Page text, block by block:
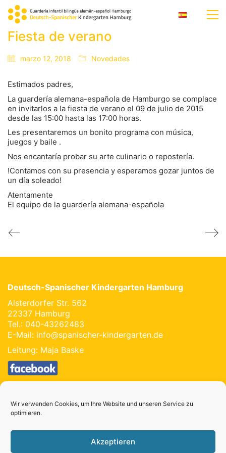
Wir verwenden Cookies, um Ihre Website und unseren Service zu
optimieren.
Akzeptieren
Fiesta de verano
marzo 12, 2018 Novedades
Estimados padres,
La guardería alemana-española de Hamburgo se complace
en invitarlos a la fiesta de verano el 09 de julio de 2015
desde las 15:00 hasta las 17:00 horas.
Les presentaremos un bonito programa con música,
juegos y baile .
Nos encantaría probar su arte culinario o repostería.
!Contamos con su presencia y esperamos gozar juntos de
un día soleado!
Atentamente
El equipo de la guardería alemana-española
Deutsch-Spanischer Kindergarten Hamburg
Alsterdorfer Str. 562
22337 Hamburg
Tel.: 040-43262483
E-Mail: info@spanischer-kindergarten.de
Leitung: Maja Baske
Ein Bildungsangebot der